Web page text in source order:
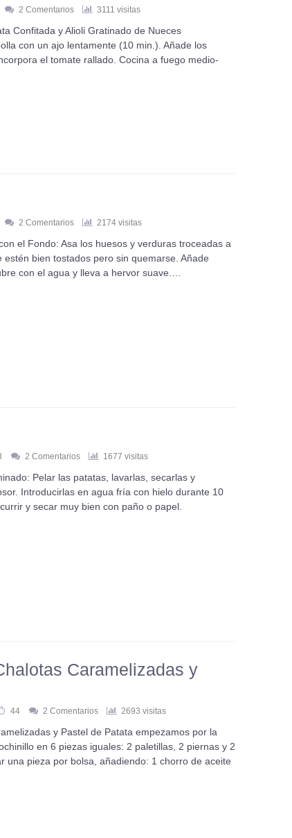
2 Comentarios 3111 visitas
Confitada y Alioli Gratinado de Nueces
con un ajo lentamente (10 min.). Añade los
el tomate rallado. Cocina a fuego medio-
2 Comentarios 2174 visitas
el Fondo: Asa los huesos y verduras troceadas a
bien tostados pero sin quemarse. Añade
con el agua y lleva a hervor suave.…
2 Comentarios 1677 visitas
Pelar las patatas, lavarlas, secarlas y
Introducirlas en agua fría con hielo durante 10
y secar muy bien con paño o papel.
Caramelizadas y
44 2 Comentarios 2693 visitas
y Pastel de Patata empezamos por la
en 6 piezas iguales: 2 paletillas, 2 piernas y 2
una pieza por bolsa, añadiendo: 1 chorro de aceite